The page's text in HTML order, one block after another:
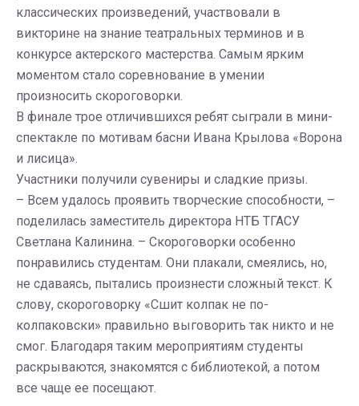
классических произведений, участвовали в
викторине на знание театральных терминов и в
конкурсе актерского мастерства. Самым ярким
моментом стало соревнование в умении
произносить скороговорки.
В финале трое отличившихся ребят сыграли в мини-
спектакле по мотивам басни Ивана Крылова «Ворона
и лисица».
Участники получили сувениры и сладкие призы.
– Всем удалось проявить творческие способности, –
поделилась заместитель директора НТБ ТГАСУ
Светлана Калинина. – Скороговорки особенно
понравились студентам. Они плакали, смеялись, но,
не сдаваясь, пытались произнести сложный текст. К
слову, скороговорку «Сшит колпак не по-
колпаковски» правильно выговорить так никто и не
смог. Благодаря таким мероприятиям студенты
раскрываются, знакомятся с библиотекой, а потом
все чаще ее посещают.